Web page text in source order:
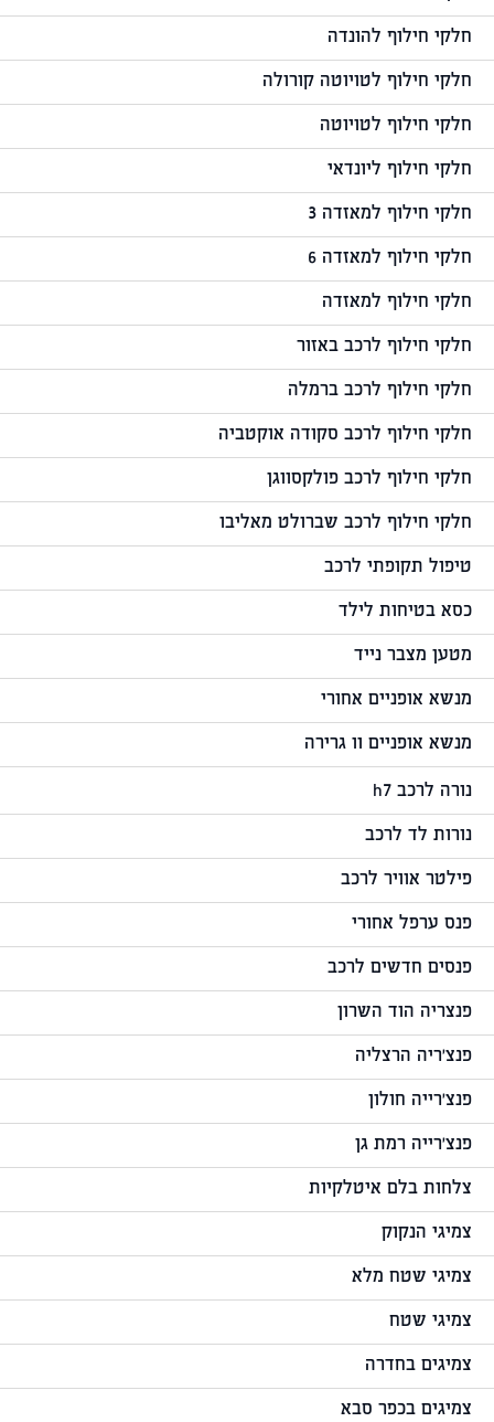
חלקי חילוף להונדה
חלקי חילוף לטויוטה קורולה
חלקי חילוף לטויוטה
חלקי חילוף ליונדאי
חלקי חילוף למאזדה 3
חלקי חילוף למאזדה 6
חלקי חילוף למאזדה
חלקי חילוף לרכב באזור
חלקי חילוף לרכב ברמלה
חלקי חילוף לרכב סקודה אוקטביה
חלקי חילוף לרכב פולקסווגן
חלקי חילוף לרכב שברולט מאליבו
טיפול תקופתי לרכב
כסא בטיחות לילד
מטען מצבר נייד
מנשא אופניים אחורי
מנשא אופניים וו גרירה
נורה לרכב h7
נורות לד לרכב
פילטר אוויר לרכב
פנס ערפל אחורי
פנסים חדשים לרכב
פנצריה הוד השרון
פנצ'ריה הרצליה
פנצ'רייה חולון
פנצ'רייה רמת גן
צלחות בלם איטלקיות
צמיגי הנקוק
צמיגי שטח מלא
צמיגי שטח
צמיגים בחדרה
צמיגים בכפר סבא